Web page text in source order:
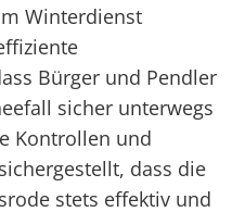
Winterdienst
Bürger und Pendler
sicher unterwegs
Kontrollen und
dass die
stets effektiv und